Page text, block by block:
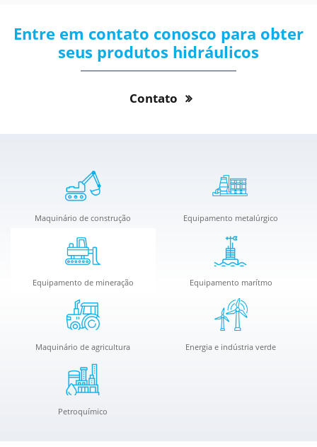
Entre em contato conosco para obter
seus produtos hidráulicos
Contato
Maquinário de construção Equipamento metalúrgico
Equipamento de mineração Equipamento marítmo
Maquinário de agricultura Energia e indústria verde
Petroquímico